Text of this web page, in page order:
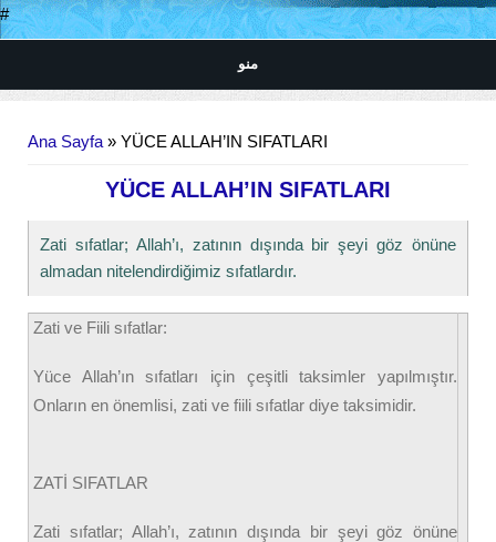
#
منو
Ana Sayfa» YÜCE ALLAH’IN SIFATLARI
YÜCE ALLAH’IN SIFATLARI
Zati sıfatlar; Allah’ı, zatının dışında bir şeyi göz önüne
almadan nitelendirdiğimiz sıfatlardır.
Zati ve Fiili sıfatlar:
Yüce Allah’ın sıfatları için çeşitli taksimler yapılmıştır.
Onların en önemlisi, zati ve fiili sıfatlar diye taksimidir.
ZATİ SIFATLAR
Zati sıfatlar; Allah’ı, zatının dışında bir şeyi göz önüne